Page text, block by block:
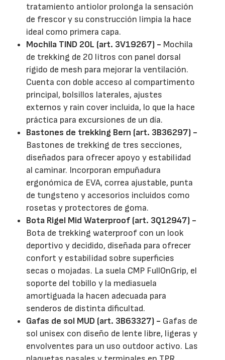
tratamiento antiolor prolonga la sensación
de frescor y su construcción limpia la hace
ideal como primera capa.
Mochila TIND 20L (art. 3V19267) - Mochila
de trekking de 20 litros con panel dorsal
rígido de mesh para mejorar la ventilación.
Cuenta con doble acceso al compartimento
principal, bolsillos laterales, ajustes
externos y rain cover incluida, lo que la hace
práctica para excursiones de un día.
Bastones de trekking Bern (art. 3B36297) -
Bastones de trekking de tres secciones,
diseñados para ofrecer apoyo y estabilidad
al caminar. Incorporan empuñadura
ergonómica de EVA, correa ajustable, punta
de tungsteno y accesorios incluidos como
rosetas y protectores de goma.
Bota Rigel Mid Waterproof (art. 3Q12947) -
Bota de trekking waterproof con un look
deportivo y decidido, diseñada para ofrecer
confort y estabilidad sobre superficies
secas o mojadas. La suela CMP FullOnGrip, el
soporte del tobillo y la mediasuela
amortiguada la hacen adecuada para
senderos de distinta dificultad.
Gafas de sol MUD (art. 3B63327) - Gafas de
sol unisex con diseño de lente libre, ligeras y
envolventes para un uso outdoor activo. Las